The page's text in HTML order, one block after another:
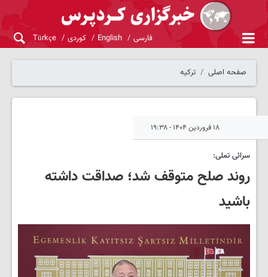
فارسی English کوردی Türkçe
صفحه اصلی ترکیه
۱۸ فروردین ۱۴۰۴ - ۱۹:۳۸
سرائی تملی:
روند صلح متوقف شد؛ صداقت داشته
باشید